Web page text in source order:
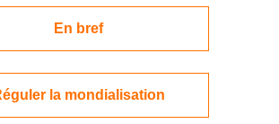
En bref
la mondialisation